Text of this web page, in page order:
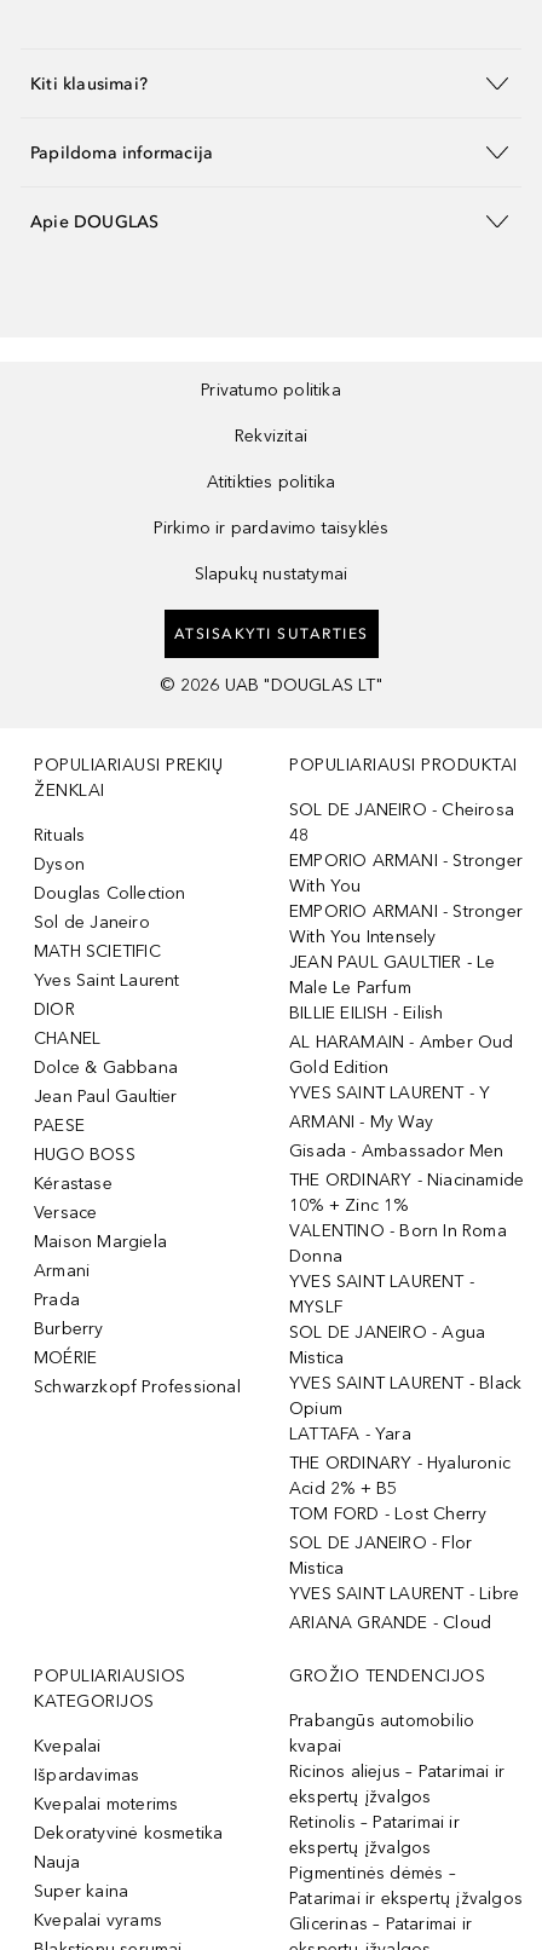
Kiti klausimai?
Papildoma informacija
Apie DOUGLAS
Privatumo politika
Rekvizitai
Atitikties politika
Pirkimo ir pardavimo taisyklės
Slapukų nustatymai
ATSISAKYTI SUTARTIES
© 2026 UAB "DOUGLAS LT"
POPULIARIAUSI PREKIŲ
ŽENKLAI
Rituals
Dyson
Douglas Collection
Sol de Janeiro
MATH SCIETIFIC
Yves Saint Laurent
DIOR
CHANEL
Dolce & Gabbana
Jean Paul Gaultier
PAESE
HUGO BOSS
Kérastase
Versace
Maison Margiela
Armani
Prada
Burberry
MOÉRIE
Schwarzkopf Professional
POPULIARIAUSI PRODUKTAI
SOL DE JANEIRO - Cheirosa
48
EMPORIO ARMANI - Stronger
With You
EMPORIO ARMANI - Stronger
With You Intensely
JEAN PAUL GAULTIER - Le
Male Le Parfum
BILLIE EILISH - Eilish
AL HARAMAIN - Amber Oud
Gold Edition
YVES SAINT LAURENT - Y
ARMANI - My Way
Gisada - Ambassador Men
THE ORDINARY - Niacinamide
10% + Zinc 1%
VALENTINO - Born In Roma
Donna
YVES SAINT LAURENT -
MYSLF
SOL DE JANEIRO - Agua
Mistica
YVES SAINT LAURENT - Black
Opium
LATTAFA - Yara
THE ORDINARY - Hyaluronic
Acid 2% + B5
TOM FORD - Lost Cherry
SOL DE JANEIRO - Flor
Mistica
YVES SAINT LAURENT - Libre
ARIANA GRANDE - Cloud
POPULIARIAUSIOS
KATEGORIJOS
Kvepalai
Išpardavimas
Kvepalai moterims
Dekoratyvinė kosmetika
Nauja
Super kaina
Kvepalai vyrams
GROŽIO TENDENCIJOS
Prabangūs automobilio
kvapai
Ricinos aliejus – Patarimai ir
ekspertų įžvalgos
Retinolis – Patarimai ir
ekspertų įžvalgos
Pigmentinės dėmės –
Patarimai ir ekspertų įžvalgos
Glicerinas – Patarimai ir